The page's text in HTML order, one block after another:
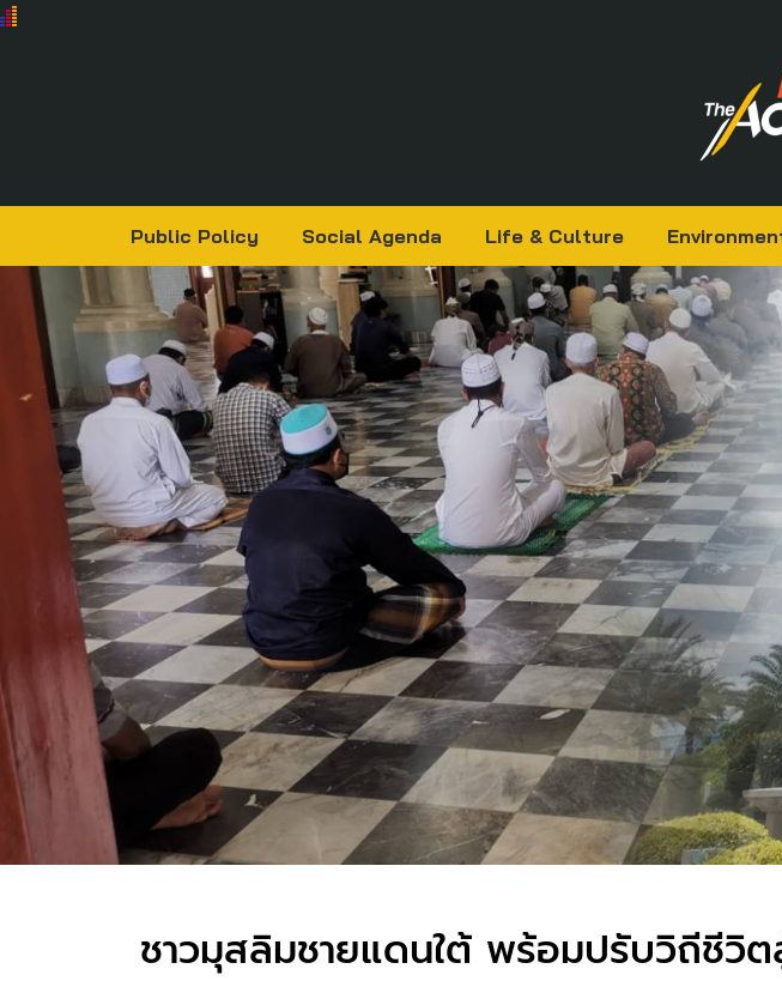
Public Policy Social Agenda Life & Culture
ชาวมุสลิมชายแดนใต้ พร้อมปรับวิถีชีวิ